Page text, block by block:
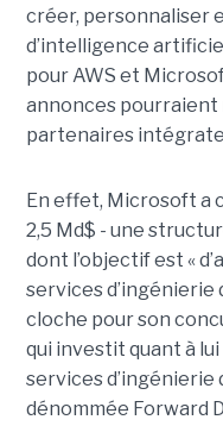
créer, personnaliser
d’intelligence
pour AWS et
annonces pourraient
partenaires
En effet, Microsoft a
2,5 Md$ - une
dont l’objectif est «
services d’ingénierie
cloche pour son
qui investit quant à
services
dénommée Forward